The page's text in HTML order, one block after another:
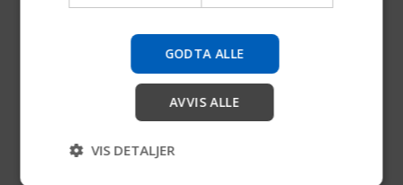
selskapsinformasjon og finne enhetsstøtte.
Start
GODTA ALLE
AVVIS ALLE
VIS DETALJER